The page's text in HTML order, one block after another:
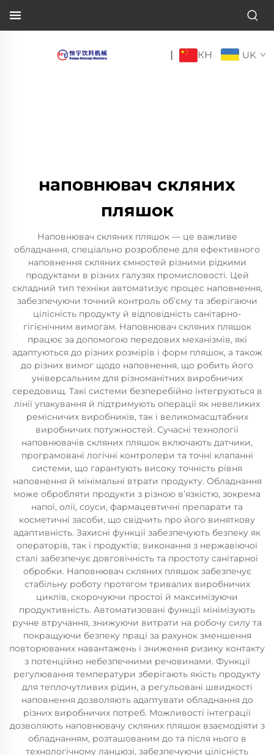
| КН UK
наповнювач скляних
пляшок
Наповнювач скляних пляшок — це важливе
обладнання, спеціально розроблене для ефективного
наповнення скляних ємностей різними рідкими
продуктами в різних галузях промисловості. Цей
складний тип техніки автоматизує процес наповнення,
забезпечуючи точний контроль об’єму та зберігаючи
цілісність продукту й відповідність санітарно-
гігієнічним вимогам. Наповнювач скляних пляшок
працює за допомогою передових механізмів, які
адаптуються до різних розмірів і форм пляшок, а також
до різних вимог щодо наповнення, що робить його
універсальним для різноманітних виробничих
середовищ. Такі системи безперебійно інтегруються в
лінії упакування й підтримують операції як невеликих
ремісничих виробників, так і великомасштабних
виробничих потужностей. Сучасні технології
наповнювачів скляних пляшок включають датчики,
програмовані логічні контролери та точні клапанні
системи, що гарантують високу точність рівня
наповнення й мінімальні втрати продукту. Обладнання
може обробляти продукти з різною в’язкістю, зокрема
напої, олії, соуси, фармацевтичні препарати та
косметичні засоби, що свідчить про його виняткову
адаптивність. Захисні функції забезпечують безпеку як
операторів, так і продуктів; виконання з нержавіючої
сталі забезпечує довговічність та простоту санітарної
обробки. Наповнювач скляних пляшок забезпечує
стабільну роботу протягом тривалих виробничих
циклів, скорочуючи простої й максимізуючи
продуктивність. Автоматизовані функції мінімізують
ручне втручання, знижуючи витрати на робочу силу та
покращуючи безпеку праці за рахунок зменшення
повторюваних навантажень і зниження ризику контакту
з потенційно небезпечними речовинами. Функції
регулювання температури зберігають якість продукту
для теплочутливих рідин, а регульовані швидкості
наповнення дозволяють адаптувати обладнання до
різних виробничих потреб. Можливості інтеграції
дозволяють наповнювачу скляних пляшок взаємодіяти з
обладнанням, розташованим до та після нього в
технологічному ланцюзі, забезпечуючи цілісність